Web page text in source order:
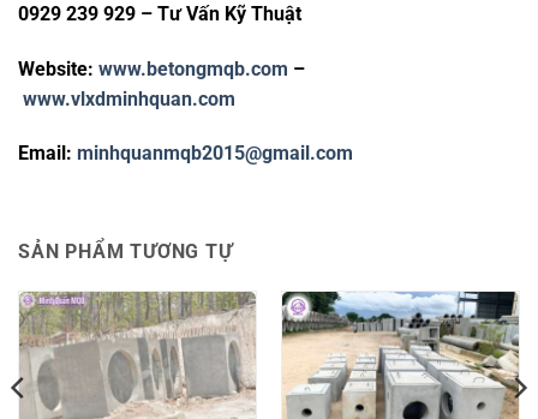
0929 239 929 – Tư Vấn Kỹ Thuật
Website: www.betongmqb.com –
www.vlxdminhquan.com
Email: minhquanmqb2015@gmail.com
SẢN PHẨM TƯƠNG TỰ